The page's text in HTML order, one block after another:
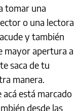
tomar una
o una lectora
y también
mayor apertura a
saca de tu
manera.
está marcado
desde las